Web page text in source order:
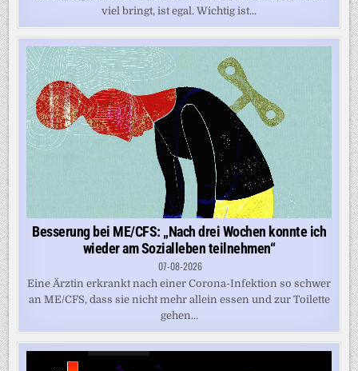
viel bringt, ist egal. Wichtig ist...
Besserung bei ME/CFS: „Nach drei Wochen konnte ich
wieder am Sozialleben teilnehmen“
07-08-2026
Eine Ärztin erkrankt nach einer Corona-Infektion so schwer
an ME/CFS, dass sie nicht mehr allein essen und zur Toilette
gehen...